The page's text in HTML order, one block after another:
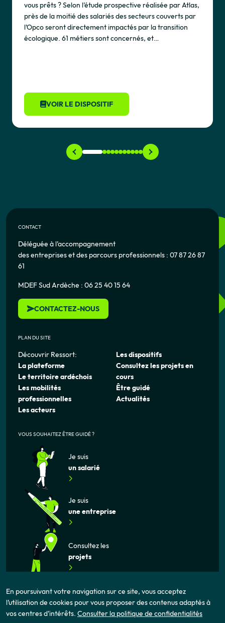
vous prêts ? Selon l’étude prospective réalisée par Atlas,
près de la moitié des salariés des secteurs couverts par
l’Opco seront directement impactés par la transition
écologique. 61 métiers sont concernés, et…
VOIR LE DISPOSITIF
En poursuivant votre navigation sur ce site, vous acceptez
l’utilisation de cookies pour vous proposer des contenus adaptés à
vos centres d’intérêts. Consulter la politique de confidentialités
CONTACT
Déléguée à l’accompagnement
des entreprises et des parcours professionnels : 07 87 26 87
61
MDEF Sud Ardèche : 06 25 40 15 64
CONTACTEZ-NOUS
PLAN DU SITE
Découvrir Ressort:
La plateforme
Le territoire ardéchois
Les mobilités
professionnelles
Les acteurs
Les dispositifs
Consultez les projets en
cours
Être guidé
Actualités
VOUS SOUHAITEZ ÊTRE GUIDÉ ?
Je suis
un salarié
Je suis
une entreprise
Consultez les
projets